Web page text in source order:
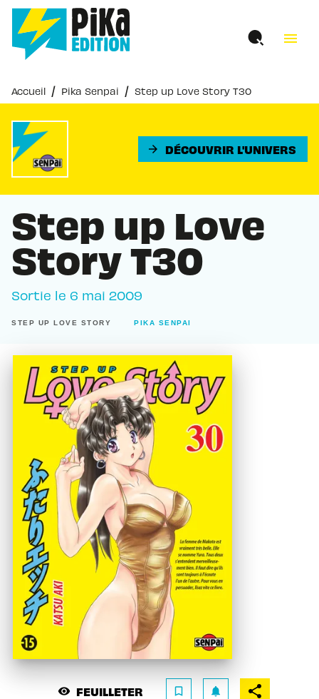
MENU RECHERCHE
PIED DE PAGE
menu
Accueil / Pika Senpai / Step up Love Story T30
arrow_forward DÉCOUVRIR L'UNIVERS
Step up Love
Story T30
Sortie le 6 mai 2009
STEP UP LOVE STORY PIKA SENPAI
visibility FEUILLETER bookmark_border notifications